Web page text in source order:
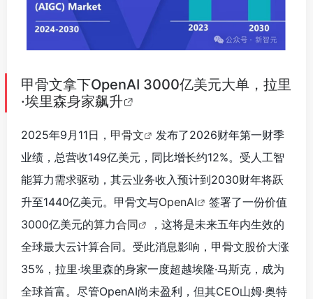
甲骨文拿下OpenAI 3000亿美元大单，拉里
·埃里森身家飙升
2025年9月11日， 甲骨文
发布了2026财年第一财季
业绩，总营收149亿美元，同比增长约12%。受人工智
能算力需求驱动，其云业务收入预计到2030财年将跃
升至1440亿美元。甲骨文与OpenAI
签署了一份价值
3000亿美元的算力合同
，这将是未来五年内生效的
全球最大云计算合同。受此消息影响，甲骨文股价大涨
35%，拉里·埃里森的身家一度超越埃隆·马斯克，成为
全球首富。尽管OpenAI尚未盈利，但其CEO山姆·奥特